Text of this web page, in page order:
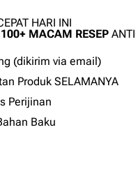
HARI INI
MACAM RESEP ANTI
(dikirim via email)
Produk SELAMANYA
Perijinan
Baku